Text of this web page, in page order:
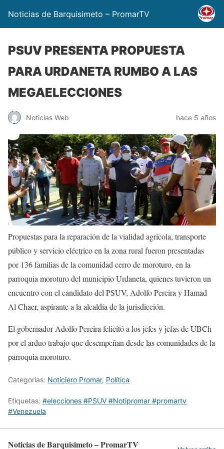
Noticias de Barquisimeto – PromarTV
PSUV PRESENTA PROPUESTA
PARA URDANETA RUMBO A LAS
MEGAELECCIONES
Noticias Web hace 5 años
Propuestas para la reparación de la vialidad agrícola, transporte
público y servicio eléctrico en la zona rural fueron presentadas
por 136 familias de la comunidad cerro de moroturo, en la
parroquia moroturo del municipio Urdaneta, quienes tuvieron un
encuentro con el candidato del PSUV, Adolfo Pereira y Hamad
Al Chaer, aspirante a la alcaldía de la jurisdicción.
El gobernador Adolfo Pereira felicitó a los jefes y jefas de UBCh
por el arduo trabajo que desempeñan desde las comunidades de la
parroquia moroturo.
Categorías: Noticiero Promar, Política
Etiquetas: #elecciones #PSUV #Notipromar #promartv
#Venezuela
Noticias de Barquisimeto – PromarTV